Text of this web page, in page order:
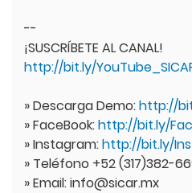
--
¡SUSCRÍBETE AL CANAL!
http://bit.ly/
» Descarga Demo:http://
» FaceBook:http://bit.ly/
» Instagram:http://bit.ly/
» Teléfono +52 (317)382-
» Email: info@sicar.mx